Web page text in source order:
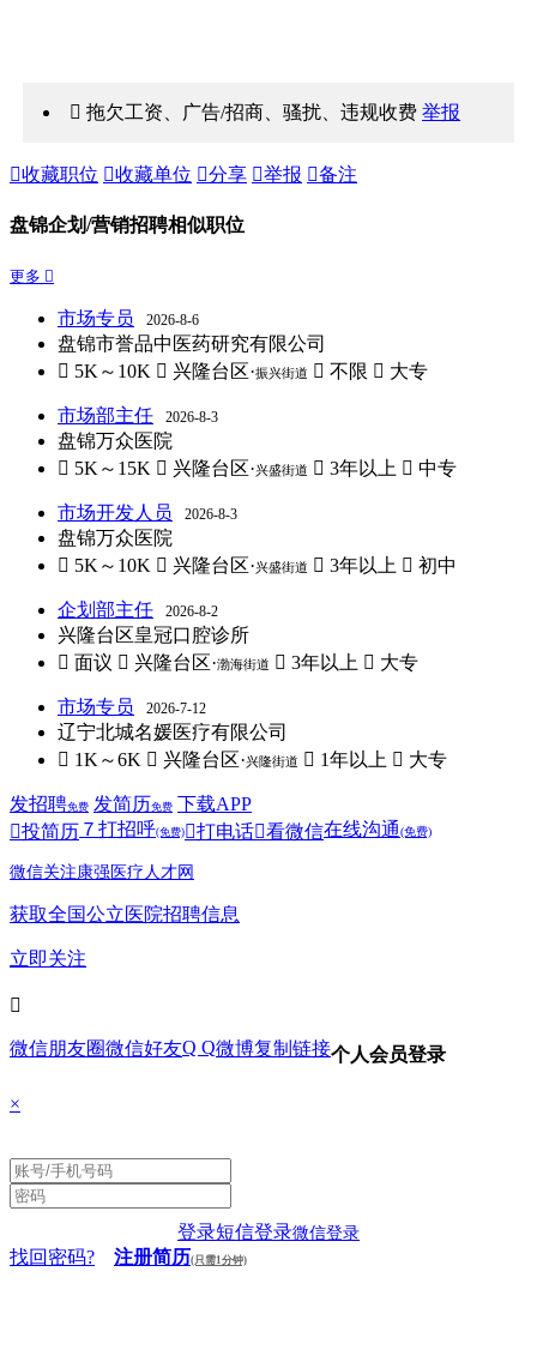
 拖欠工资、广告/招商、骚扰、违规收费举报
收藏职位 收藏单位 分享 举报 备注
盘锦企划/营销招聘相似职位
更多 
市场专员 2026-8-6
盘锦市誉品中医药研究有限公司
 5K～10K  兴隆台区·振兴街道  不限  大专
市场部主任 2026-8-3
盘锦万众医院
 5K～15K  兴隆台区·兴盛街道  3年以上  中专
市场开发人员 2026-8-3
盘锦万众医院
 5K～10K  兴隆台区·兴盛街道  3年以上  初中
企划部主任 2026-8-2
兴隆台区皇冠口腔诊所
 面议  兴隆台区·渤海街道  3年以上  大专
市场专员 2026-7-12
辽宁北城名媛医疗有限公司
 1K～6K  兴隆台区·兴隆街道  1年以上  大专
发招聘免费 发简历免费 下载APP
投简历 ７ 打招呼(免费) 打电话看微信在线沟通(免费)
微信关注康强医疗人才网
获取全国公立医院招聘信息
立即关注

微信朋友圈微信好友Q Q微博复制链接个人会员登录
×
登录短信登录微信登录
找回密码? 注册简历(只需1分钟)